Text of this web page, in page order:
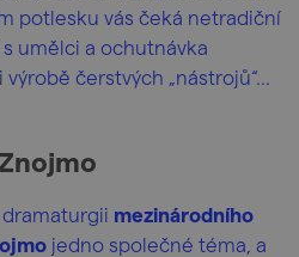
potlesku vás čeká netradiční
umělci a ochutnávka
čerstvých „nástrojů“...
mezinárodního
jedno společné téma, a